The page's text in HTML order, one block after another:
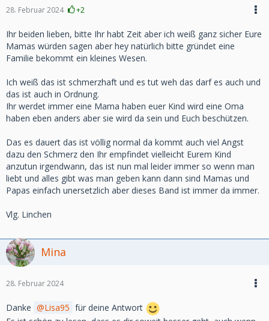
28. Februar 2024 +2
Ihr beiden lieben, bitte Ihr habt Zeit aber ich weiß ganz sicher Eure
Mamas würden sagen aber hey natürlich bitte gründet eine
Familie bekommt ein kleines Wesen.
Ich weiß das ist schmerzhaft und es tut weh das darf es auch und
das ist auch in Ordnung.
Ihr werdet immer eine Mama haben euer Kind wird eine Oma
haben eben anders aber sie wird da sein und Euch beschützen.
Das es dauert das ist völlig normal da kommt auch viel Angst
dazu den Schmerz den Ihr empfindet vielleicht Eurem Kind
anzutun irgendwann, das ist nun mal leider immer so wenn man
liebt und alles gibt was man geben kann dann sind Mamas und
Papas einfach unersetzlich aber dieses Band ist immer da immer.
Vlg. Linchen
Mina
28. Februar 2024
Danke Lisa95 für deine Antwort